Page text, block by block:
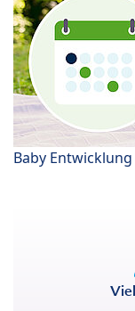
Baby